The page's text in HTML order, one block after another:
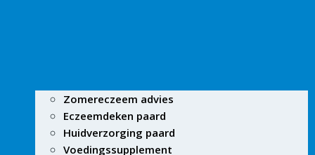
Zomereczeem advies
Eczeemdeken paard
Huidverzorging paard
Voedingssupplement